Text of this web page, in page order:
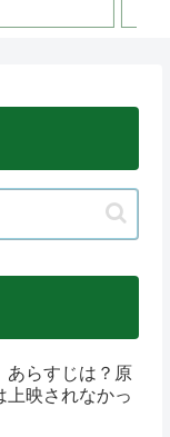
らすじは？原
上映されなかっ